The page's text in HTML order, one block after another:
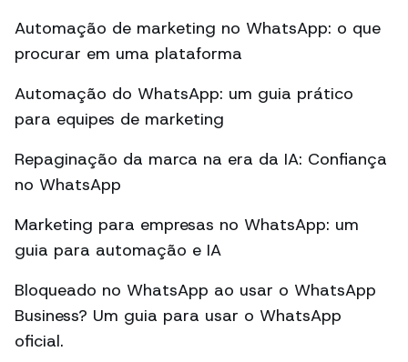
Automação de marketing no WhatsApp: o que
procurar em uma plataforma
Automação do WhatsApp: um guia prático
para equipes de marketing
Repaginação da marca na era da IA: Confiança
no WhatsApp
Marketing para empresas no WhatsApp: um
guia para automação e IA
Bloqueado no WhatsApp ao usar o WhatsApp
Business? Um guia para usar o WhatsApp
oficial.